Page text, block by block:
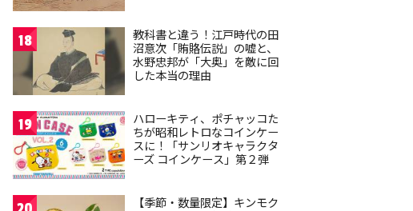
18
教科書と違う！江戸時代の田
沼意次「賄賂伝説」の嘘と、
水野忠邦が「大奥」を敵に回
した本当の理由
19
ハローキティ、ポチャッコた
ちが昭和レトロなコインケー
スに！「サンリオキャラクタ
ーズ コインケース」第２弾
【季節・数量限定】キンモク